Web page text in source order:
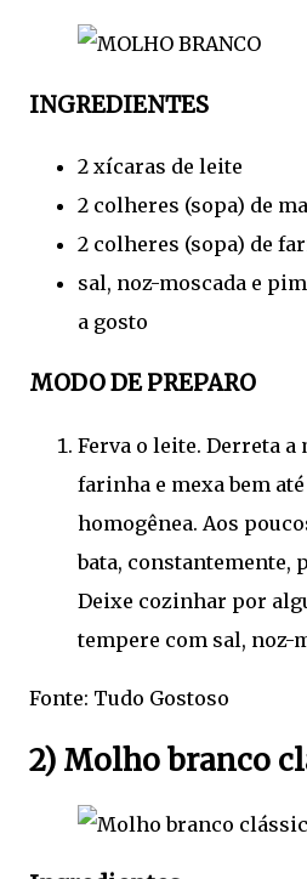
INGREDIENTES
2 xícaras de leite
2 colheres (sopa) de
2 colheres (sopa) de
sal, noz-moscada e
a gosto
MODO DE PREPARO
Ferva o leite. Derreta a
farinha e mexa bem
homogênea. Aos
bata, constantemente,
Deixe cozinhar por
tempere com sal, noz-
Fonte: Tudo Gostoso
2) Molho branco